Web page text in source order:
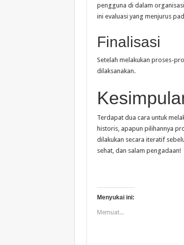
pengguna di dalam
ini evaluasi yang menjurus
Finalisasi
Setelah melakukan proses-
dilaksanakan.
Terdapat dua cara untuk
historis, apapun pilihannya
dilakukan secara iteratif
sehat, dan salam pengadaan!
Menyukai ini:
Memuat...